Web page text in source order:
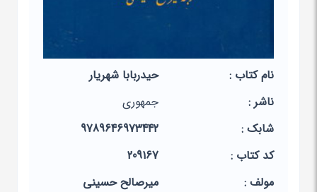
نام کتاب :
حیدربابا شهریار
ناشر :
جمهوری
شابک :
9789646973442
کد کتاب :
209167
مولف :
میرصالح حسینی